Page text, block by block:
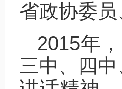
省政协委
2015年
三中、四